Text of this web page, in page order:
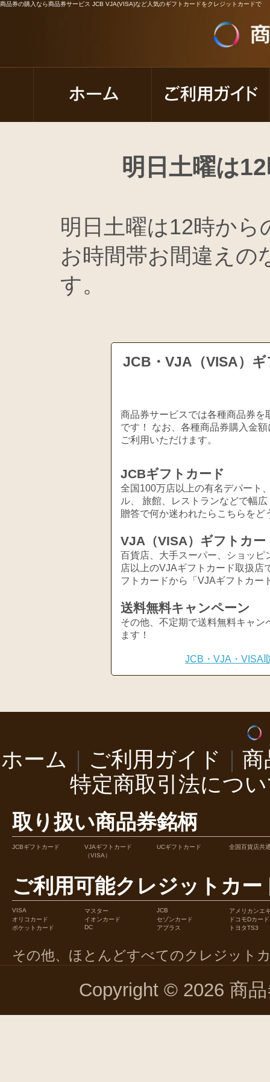
商品券の購入なら商品券サービス JCB VJA(VISA)など人気のギフトカードをクレジットカードで
明日土曜は
明日土曜は12時か
お時間帯お間違えの
す。
JCB・VJA（VISA）
商品券サービスでは各種商品券
です！ なお、各種商品券購入金
ご利用いただけます。
JCBギフトカード
全国100万店以上の有名デパート
ル、 旅館、レストランなどで幅
贈答で何か迷われたらこちらをど
VJA（VISA）ギフトカー
百貨店、大手スーパー、ショッ
店以上のVJAギフトカード取扱店
フトカードから「VJAギフトカー
送料無料キャンペーン
その他、不定期で送料無料キャ
ます！
JCB・VJA・VISA
ホーム ご利用ガイド
商
特定商取引法につ
取り扱い商品券銘柄
JCBギフトカード
VJAギフトカード
（VISA）
UCギフトカード 全国百貨店共
ご利用可能クレジットカー
VISA マスター JCB
アメリカンエ
オリコカード
イオンカード セゾンカード
ドコモDカード
ポケットカード
DC アプラス トヨタTS3
その他、ほとんどすべてのクレジット
Copyright © 2026 商